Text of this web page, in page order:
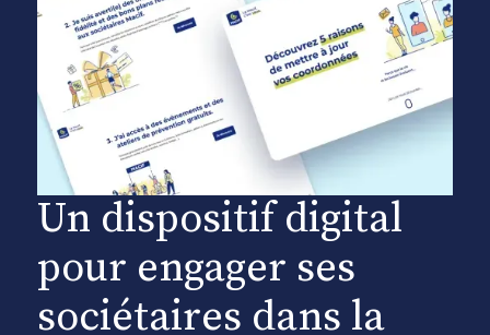
Un dispositif digital
pour engager ses
sociétaires dans la